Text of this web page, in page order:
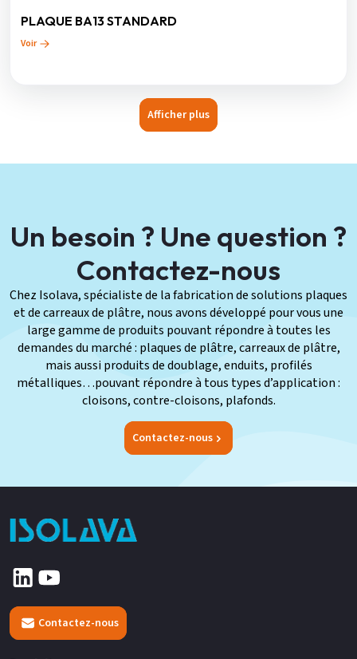
PLAQUE BA13 STANDARD
Voir
Afficher plus
Un besoin ? Une question ?
Contactez-nous
Chez Isolava, spécialiste de la fabrication de solutions plaques
et de carreaux de plâtre, nous avons développé pour vous une
large gamme de produits pouvant répondre à toutes les
demandes du marché : plaques de plâtre, carreaux de plâtre,
mais aussi produits de doublage, enduits, profilés
métalliques…pouvant répondre à tous types d’application :
cloisons, contre-cloisons, plafonds.
Contactez-nous
Contactez-nous